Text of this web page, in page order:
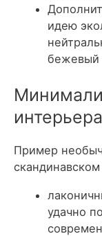
идею
бежевый
интерьера
Пример
удачно